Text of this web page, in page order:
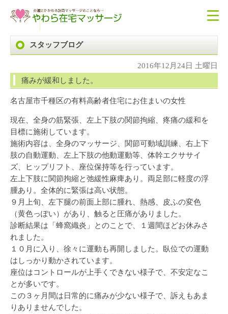
スタッフブログ
2016年12月24日 土曜日
痛みが緩和しました。
名古屋市千種区の有料高齢者住宅にお住まいの女性
現在、全身の筋緊張、左上下肢の関節拘縮、疼痛の緩和を
目標に施術しています。
施術内容は、全身のマッサージ、関節可動域訓練、右上下
肢の自動運動、左上下肢の他動運動等、体幹エクササイ
ズ、ヒップリフト、座位保持等を行っています。
左上下肢に関節拘縮と弛緩性麻痺あり。両足部に軽度の浮
腫あり。全体的に緊張は高い状態。
９月上旬、左下腿の前面上部に腫れ、熱感、皮ふの変色
（黄色っぽい）があり、触ると圧痛がありました。
診断結果は「蜂窩織炎」とのことで、１週間ほどお休みさ
れました。
１０月に入り、徐々に運動も再開しました。臥位での運動
はしっかり動かされています。
座位はコントロールが上手くできない様子で、不安定なこ
とが多いです。
この３ヶ月間は日常的に痛みが少ない様子で、訴えもあま
りありませんでした。